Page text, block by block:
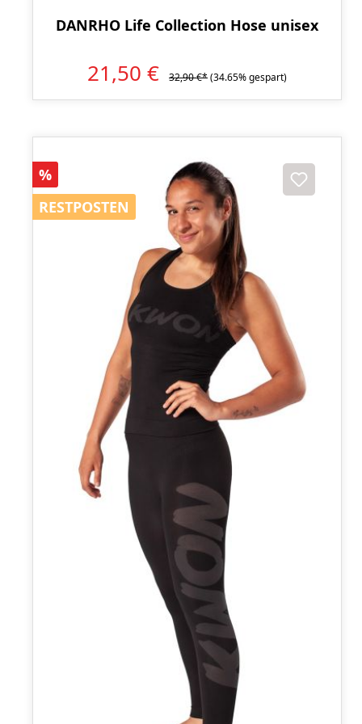
DANRHO Life Collection Hose unisex
21,50 € 32,90 €*(34.65% gespart)
Rabatt
%
RESTPOSTEN
RESTPOSTEN